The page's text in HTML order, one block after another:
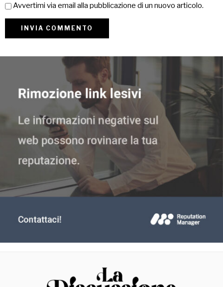
Avvertimi via email alla pubblicazione di un nuovo articolo.